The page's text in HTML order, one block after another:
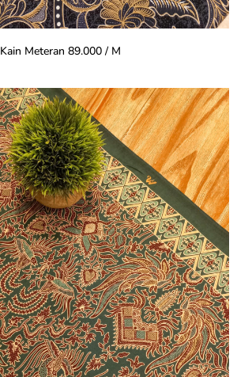
Kain Meteran 89.000 / M